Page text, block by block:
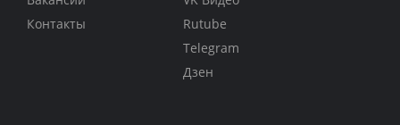
Контакты
Rutube
Telegram
Дзен